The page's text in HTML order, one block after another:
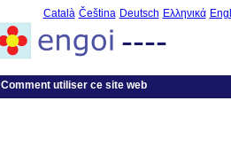
Català Čeština Deutsch Ελληνικά
----
Comment utiliser ce site web